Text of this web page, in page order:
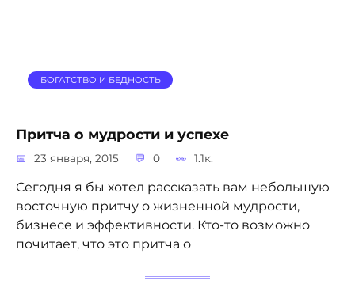
БОГАТСТВО И БЕДНОСТЬ
Притча о мудрости и успехе
23 января, 2015 0 1.1к.
Сегодня я бы хотел рассказать вам небольшую
восточную притчу о жизненной мудрости,
бизнесе и эффективности. Кто-то возможно
почитает, что это притча о